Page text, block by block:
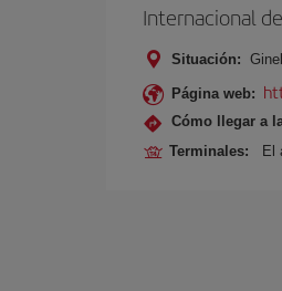
Internacional
Situación:
Página web:
Cómo llegar a
Terminales: El